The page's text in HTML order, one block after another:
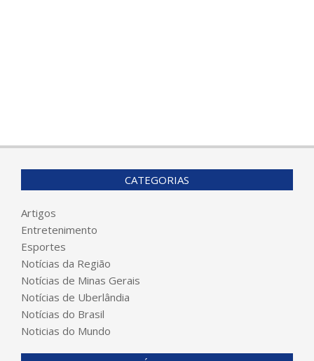
CATEGORIAS
Artigos
Entretenimento
Esportes
Notícias da Região
Notícias de Minas Gerais
Notícias de Uberlândia
Notícias do Brasil
Noticias do Mundo